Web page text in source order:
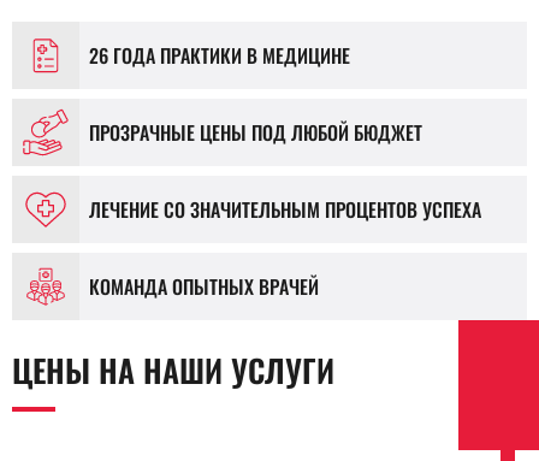
26 ГОДА ПРАКТИКИ В МЕДИЦИНЕ
ПРОЗРАЧНЫЕ ЦЕНЫ ПОД ЛЮБОЙ БЮДЖЕТ
ЛЕЧЕНИЕ СО ЗНАЧИТЕЛЬНЫМ ПРОЦЕНТОВ УСПЕХА
КОМАНДА ОПЫТНЫХ ВРАЧЕЙ
ЦЕНЫ НА НАШИ УСЛУГИ